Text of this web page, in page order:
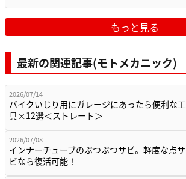
もっと見る
最新の関連記事(モトメカニック)
2026/07/14
バイクいじり用にガレージにあったら便利な工
具×12選＜ストレート＞
2026/07/08
インナーチューブのぶつぶつサビ。軽度な点サ
ビなら復活可能！